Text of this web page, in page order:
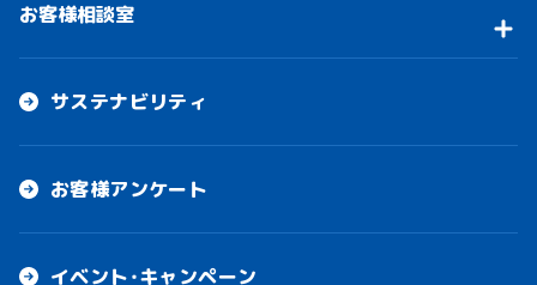
お客様相談室
サステナビリティ
お客様アンケート
イベント・キャンペーン